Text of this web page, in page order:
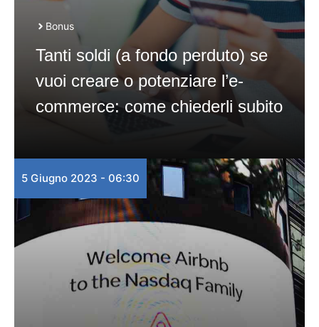
Bonus
Tanti soldi (a fondo perduto) se
vuoi creare o potenziare l’e-
commerce: come chiederli subito
5 Giugno 2023 - 06:30